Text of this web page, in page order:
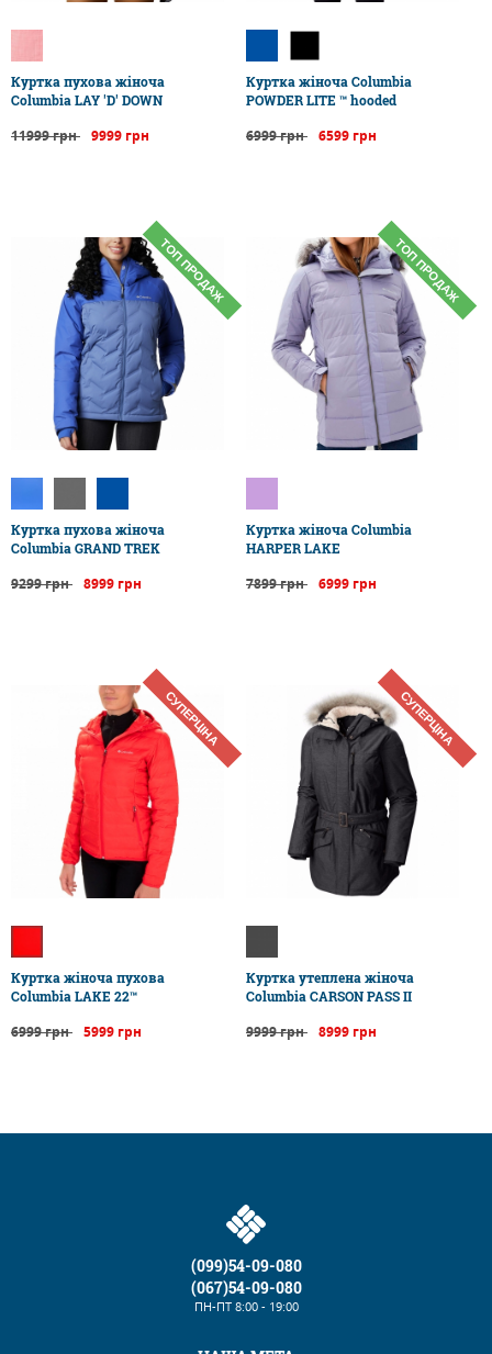
Куртка пухова жіноча
Columbia LAY 'D' DOWN
11999 грн 9999 грн
Куртка жіноча Columbia
POWDER LITE ™ hooded
6999 грн 6599 грн
ТОП ПРОДАЖ
Куртка пухова жіноча
Columbia GRAND TREK
9299 грн 8999 грн
ТОП ПРОДАЖ
Куртка жіноча Columbia
HARPER LAKE
7899 грн 6999 грн
СУПЕРЦІНА
Куртка жіноча пухова
Columbia LAKE 22™
6999 грн 5999 грн
СУПЕРЦІНА
Куртка утеплена жіноча
Columbia CARSON PASS II
9999 грн 8999 грн
(099)54-09-080
(067)54-09-080
ПН-ПТ8:00 - 19:00